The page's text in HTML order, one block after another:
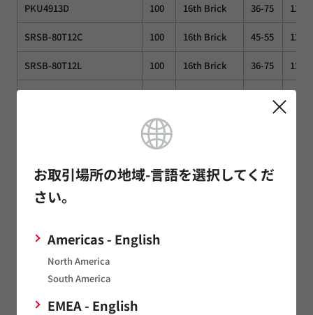
お取引場所の地域-言語を選択してくだ
さい。
Americas - English
North America
South America
EMEA - English
PKU4913D 100 16th Brick 36-75 12
SRSB-80T12C 100 16th Brick 45-55 12
SRSB-80T12L 100 16th Brick 36-75 12
PKU4113D 120 16th Brick 36-75 12
120
120
E48SH12010 120 8th Brick 36-75
PKB4113C
0RCY-C2T12 144